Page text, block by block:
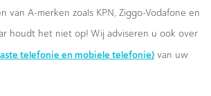
van A-merken zoals KPN, Ziggo-Vodafone en
houdt het niet op! Wij adviseren u ook over
telefonie en mobiele telefonie) van uw